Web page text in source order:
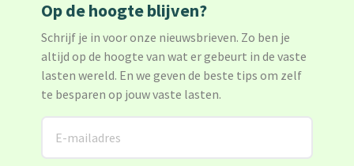
Op de hoogte blijven?
Schrijf je in voor onze nieuwsbrieven. Zo ben je
altijd op de hoogte van wat er gebeurt in de vaste
lasten wereld. En we geven de beste tips om zelf
te besparen op jouw vaste lasten.